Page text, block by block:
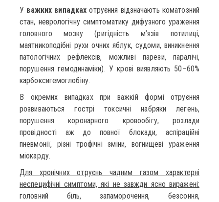
У важких випадках отруєння відзначають коматозний
стан, неврологічну симптоматику дифузного ураження
головного мозку (ригідність м’язів потилиці,
маятникоподібні рухи очних яблук, судоми, виникнення
патологічних рефлексів, можливі парези, паралічі,
порушення гемодинаміки). У крові виявляють 50–60%
карбоксигемоглобіну.
В окремих випадках при важкій формі отруєння
розвиваються гострі токсичні набряки легень,
порушення коронарного кровообігу, розлади
провідності аж до повної блокади, аспіраційні
пневмонії, різні трофічні зміни, вогнищеві ураження
міокарду.
Для хронічних отруєнь чадним газом характерні
неспецифічні симптоми, які не завжди ясно виражені:
головний біль, запаморочення, безсоння,